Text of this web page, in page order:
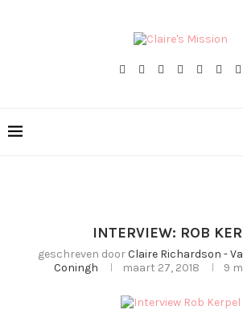
INTERVIEW: ROB
geschreven doorClaire Richardson -
Coningh
maart 27, 2018 9